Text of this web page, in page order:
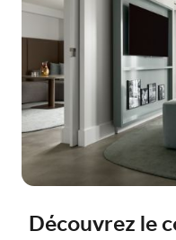
Découvrez le